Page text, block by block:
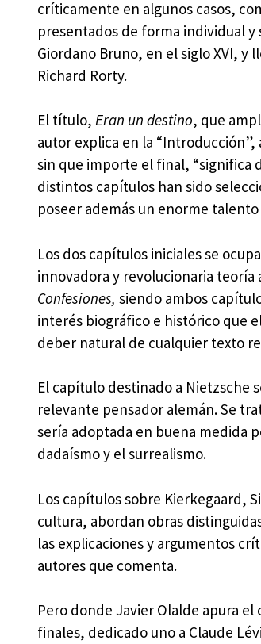
críticamente en algunos casos,
presentados de forma individual
Giordano Bruno, en el siglo XVI, y
Richard Rorty.
El título, Eran un destino, que
autor explica en la
sin que importe el final, “significa
distintos capítulos han sido
poseer además un enorme
Los dos capítulos iniciales se
innovadora y revolucionaria teoría
Confesiones, siendo ambos
interés biográfico e histórico que
deber natural de cualquier texto
El capítulo destinado a Nietzsche
relevante pensador alemán. Se
sería adoptada en buena medida
dadaísmo y el surrealismo.
Los capítulos sobre Kierkegaard,
cultura, abordan obras
las explicaciones y argumentos
autores que comenta.
Pero donde Javier Olalde apura
finales, dedicado uno a Claude